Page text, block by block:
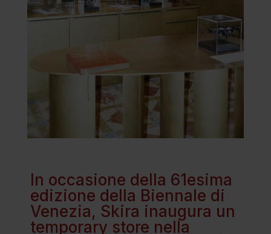
In occasione della 61esima
edizione della Biennale di
Venezia, Skira inaugura un
temporary store nella